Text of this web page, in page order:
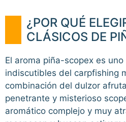
¿POR QUÉ
CLÁSICOS DE
El aroma piña-scopex es
indiscutibles del carpfishing
combinación del dulzor
penetrante y misterioso
aromático complejo y muy